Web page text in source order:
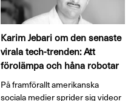
Karim Jebari om den senaste
virala tech-trenden: Att
förolämpa och håna robotar
På framförallt amerikanska
sociala medier sprider sig videor